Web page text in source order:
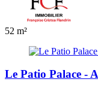
52 m²
Le Patio Palace -